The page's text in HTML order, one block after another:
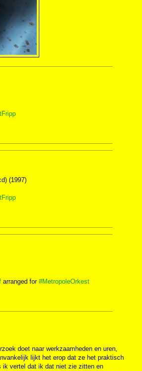
(1997)
arranged for #MetropoleOrkest
doet naar werkzaamheden en uren,
lijkt het erop dat ze het praktisch
ik vertel dat ik dat niet zie zitten en